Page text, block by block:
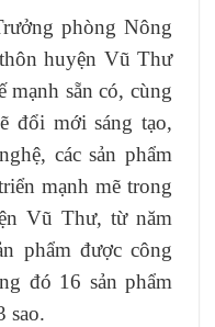
phòng Nông
huyện Vũ Thư
mạnh sẵn có, cùng
đổi mới sáng tạo,
các sản phẩm
mạnh mẽ trong
Vũ Thư, từ năm
phẩm được công
đó 16 sản phẩm
sao.